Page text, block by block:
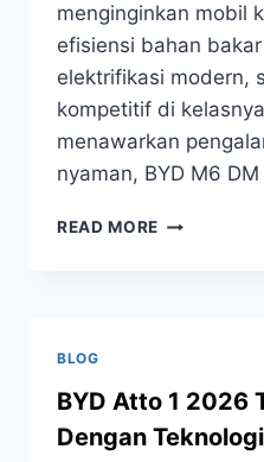
menginginkan mobil
efisiensi bahan
elektrifikasi modern,
kompetitif di
menawarkan
nyaman, BYD M6
READ MORE
BLOG
BYD Atto 1 2026
Dengan